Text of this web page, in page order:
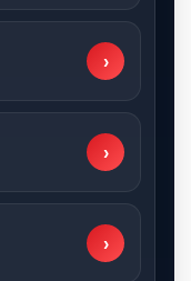
›
›
›